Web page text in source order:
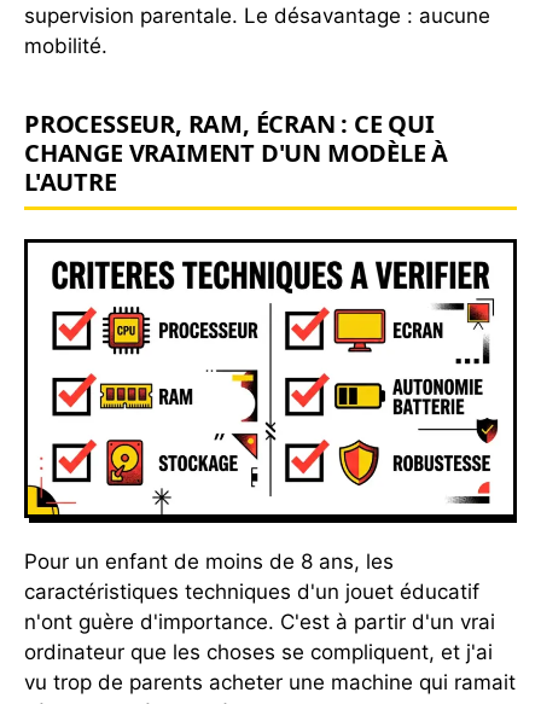
supervision parentale. Le désavantage : aucune
mobilité.
PROCESSEUR, RAM, ÉCRAN : CE QUI
CHANGE VRAIMENT D'UN MODÈLE À
L'AUTRE
Pour un enfant de moins de 8 ans, les
caractéristiques techniques d'un jouet éducatif
n'ont guère d'importance. C'est à partir d'un vrai
ordinateur que les choses se compliquent, et j'ai
vu trop de parents acheter une machine qui ramait